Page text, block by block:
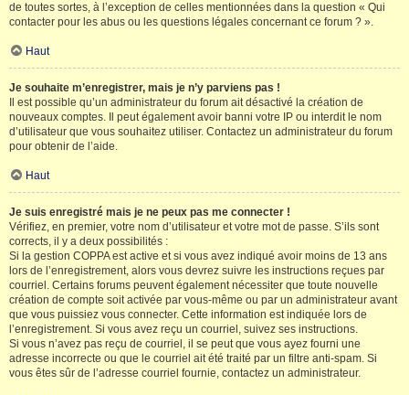
de toutes sortes, à l’exception de celles mentionnées dans la question « Qui
contacter pour les abus ou les questions légales concernant ce forum ? ».
Haut
Je souhaite m’enregistrer, mais je n’y parviens pas !
Il est possible qu’un administrateur du forum ait désactivé la création de
nouveaux comptes. Il peut également avoir banni votre IP ou interdit le nom
d’utilisateur que vous souhaitez utiliser. Contactez un administrateur du forum
pour obtenir de l’aide.
Haut
Je suis enregistré mais je ne peux pas me connecter !
Vérifiez, en premier, votre nom d’utilisateur et votre mot de passe. S’ils sont
corrects, il y a deux possibilités :
Si la gestion COPPA est active et si vous avez indiqué avoir moins de 13 ans
lors de l’enregistrement, alors vous devrez suivre les instructions reçues par
courriel. Certains forums peuvent également nécessiter que toute nouvelle
création de compte soit activée par vous-même ou par un administrateur avant
que vous puissiez vous connecter. Cette information est indiquée lors de
l’enregistrement. Si vous avez reçu un courriel, suivez ses instructions.
Si vous n’avez pas reçu de courriel, il se peut que vous ayez fourni une
adresse incorrecte ou que le courriel ait été traité par un filtre anti-spam. Si
vous êtes sûr de l’adresse courriel fournie, contactez un administrateur.